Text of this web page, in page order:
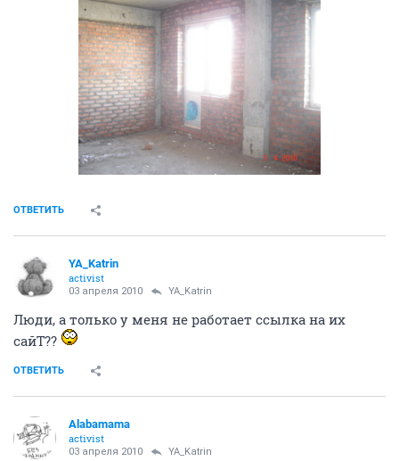
ОТВЕТИТЬ
YA_Katrin
activist
03 апреля 2010 YA_Katrin
Люди, а только у меня не работает ссылка на их
сайТ??
ОТВЕТИТЬ
Alabamama
activist
03 апреля 2010 YA_Katrin